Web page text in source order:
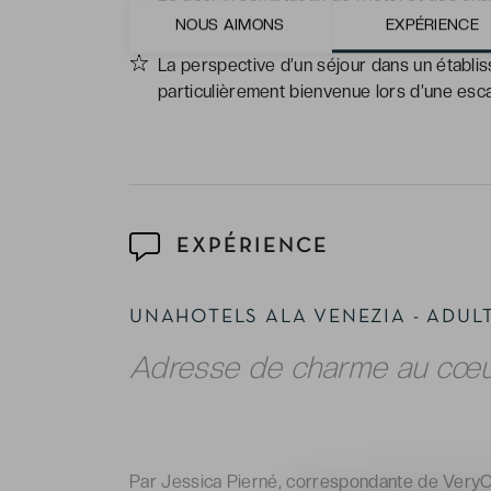
NOUS AIMONS EXPÉRIENCE
un confort luxueux.
La perspective d’un séjour dans un
particulièrement bienvenue lors d’une
EXPÉRIENCE
UNAHOTELS ALA VENEZIA -
Adresse de charme au
Par Jessica Pierné, correspondante de